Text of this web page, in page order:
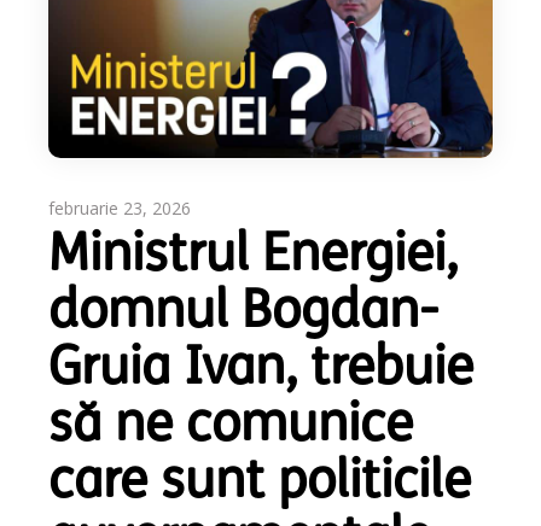
februarie 23, 2026
Ministrul Energiei,
domnul Bogdan-
Gruia Ivan, trebuie
să ne comunice
care sunt politicile